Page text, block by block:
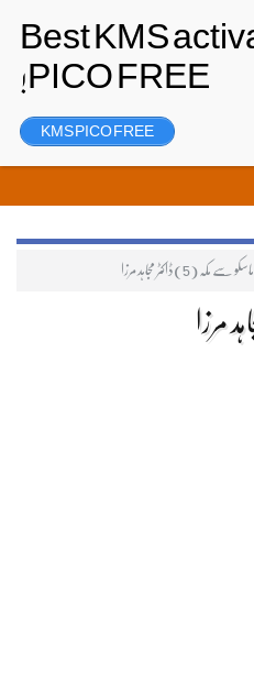
رجسٹر
ماسکو سے مکّہ (5)ڈاکٹر مجاہد مرزا
KMS PICO FREE